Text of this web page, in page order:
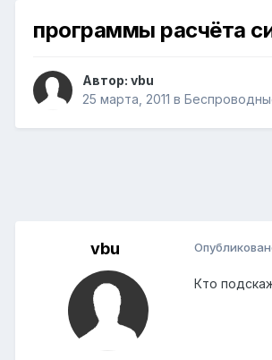
программы расчёта
Автор: vbu
25 марта, 2011 в
vbu
Кто